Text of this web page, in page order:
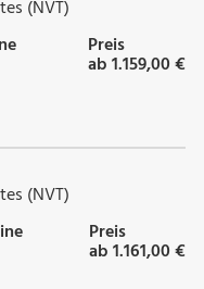
(NVT)
Preis
ab 1.159,00 €
(NVT)
Preis
ab 1.161,00 €